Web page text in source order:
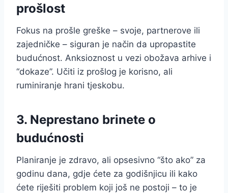
prošlost
Fokus na prošle greške – svoje, partnerove ili
zajedničke – siguran je način da upropastite
budućnost. Anksioznost u vezi obožava arhive i
“dokaze”. Učiti iz prošlog je korisno, ali
ruminiranje hrani tjeskobu.
3. Neprestano brinete o
budućnosti
Planiranje je zdravo, ali opsesivno “što ako” za
godinu dana, gdje ćete za godišnjicu ili kako
ćete riješiti problem koji još ne postoji – to je